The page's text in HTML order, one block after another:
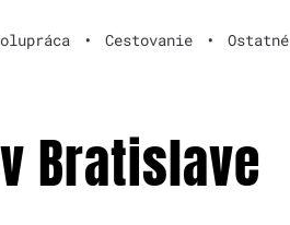
• Cestovanie • Ostatné
Bratislave